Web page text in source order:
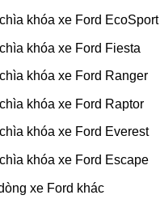
khóa xe Ford EcoSport
khóa xe Ford Fiesta
khóa xe Ford Ranger
khóa xe Ford Raptor
khóa xe Ford Everest
khóa xe Ford Escape
xe Ford khác